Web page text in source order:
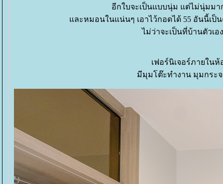
อีกใบจะเป็นแบบนุ่ม แต่ไม่นุ่มม
ละหมอนในแน่นๆ เอาไว้กอดได้ 55 อันนี้เป็
ไม่ว่าจะเป็นที่บ้านตัวเ
เฟอร์นิเจอร์ภายใน
มีมุมโต๊ะทำงาน มุมกระ